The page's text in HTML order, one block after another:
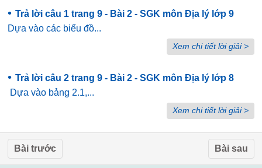
• Trả lời câu 1 trang 9 - Bài 2 - SGK môn Địa lý lớp 9
Dựa vào các biểu đồ...
Xem chi tiết lời giải >
• Trả lời câu 2 trang 9 - Bài 2 - SGK môn Địa lý lớp 8
Dựa vào bảng 2.1,...
Xem chi tiết lời giải >
Bài trước Bài sau